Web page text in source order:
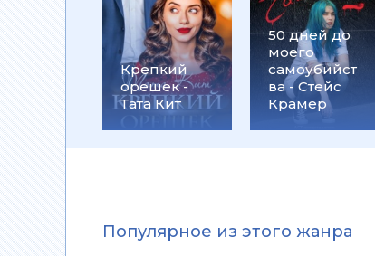
Крепкий
орешек -
Тата Кит
50 дней до
моего
самоубийст
ва - Стейс
Крамер
Популярное из этого жанра
о надежде - Андрей Николаевич